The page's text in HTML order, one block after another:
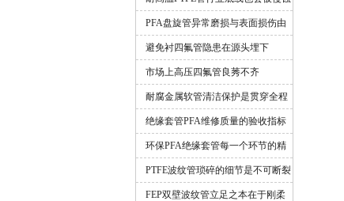
吗？
PFA盘旋管异常磨损与表面损伤由
什么造成？
避免衬四氟管隐患在源头埋下
市场上高压四氟管良莠不齐
耐腐金属软管清洁保护是贯穿全程
的隐形保障
绝缘套管PFA维修质量的验收指标
环保PFA绝缘套管每一个环节的精
细化管控
PTFE波纹管琐碎的细节是不可断裂
的一环
FEP双壁波纹管立足之本在于刚柔